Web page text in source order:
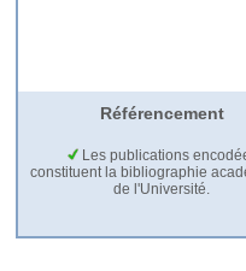
Référencement
Les publications
constituent la bibliographie
de l'Université.